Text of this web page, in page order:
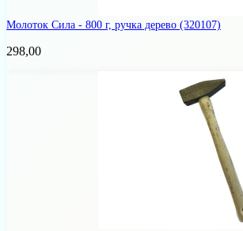
Молоток Сила - 800 г, ручка дерево (320107)
298,00